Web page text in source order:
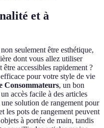
et à
seulement être esthétique,
dont vous allez utiliser
accessibles rapidement ?
pour votre style de vie
Consommateurs, un bon
accès facile à des articles
solution de rangement pour
les pots de rangement peuvent
à portée de main, tandis